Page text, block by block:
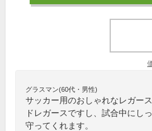
グラスマン(60代・男性)
サッカー用のおしゃれなレガー
ドレガースですし、試合中にし
守ってくれます。